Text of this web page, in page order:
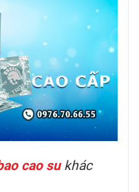
cao sukhác